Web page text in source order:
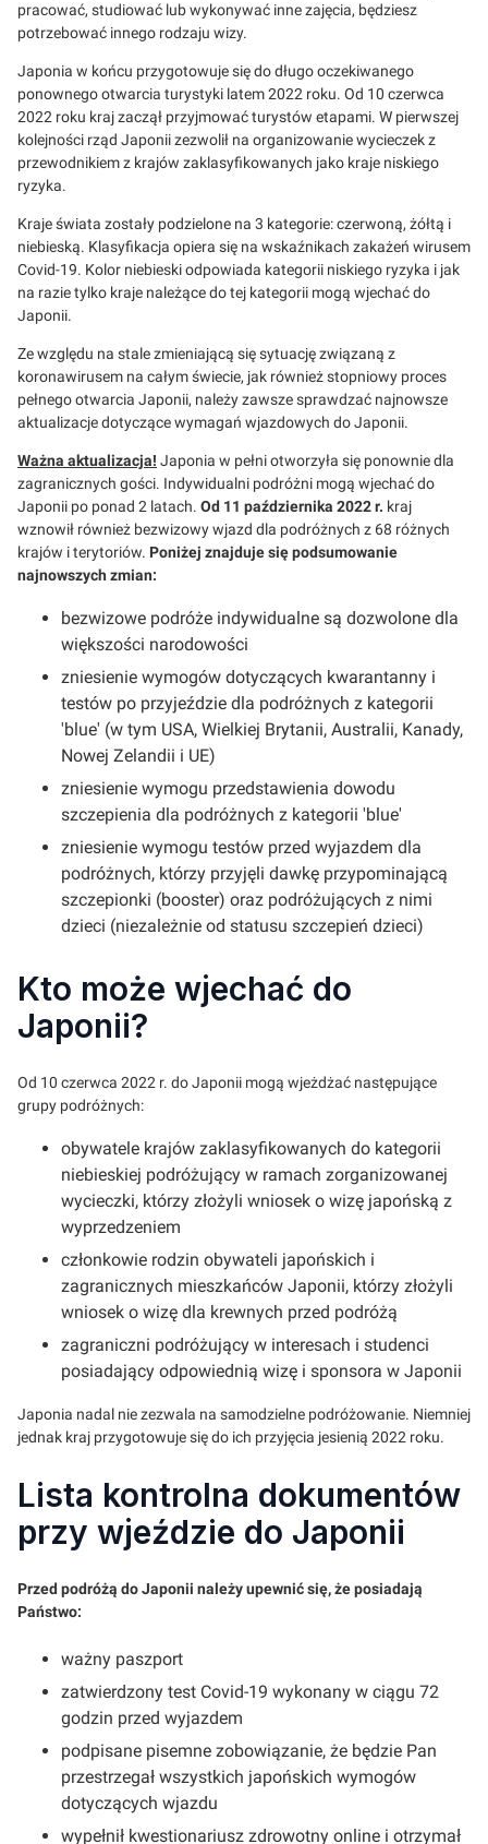
pracować, studiować lub wykonywać inne zajęcia, będziesz
potrzebować innego rodzaju wizy.
Japonia w końcu przygotowuje się do długo oczekiwanego
ponownego otwarcia turystyki latem 2022 roku. Od 10 czerwca
2022 roku kraj zaczął przyjmować turystów etapami. W pierwszej
kolejności rząd Japonii zezwolił na organizowanie wycieczek z
przewodnikiem z krajów zaklasyfikowanych jako kraje niskiego
ryzyka.
Kraje świata zostały podzielone na 3 kategorie: czerwoną, żółtą i
niebieską. Klasyfikacja opiera się na wskaźnikach zakażeń wirusem
Covid-19. Kolor niebieski odpowiada kategorii niskiego ryzyka i jak
na razie tylko kraje należące do tej kategorii mogą wjechać do
Japonii.
Ze względu na stale zmieniającą się sytuację związaną z
koronawirusem na całym świecie, jak również stopniowy proces
pełnego otwarcia Japonii, należy zawsze sprawdzać najnowsze
aktualizacje dotyczące wymagań wjazdowych do Japonii.
Ważna aktualizacja! Japonia w pełni otworzyła się ponownie dla
zagranicznych gości. Indywidualni podróżni mogą wjechać do
Japonii po ponad 2 latach. Od 11 października 2022 r. kraj
wznowił również bezwizowy wjazd dla podróżnych z 68 różnych
krajów i terytoriów. Poniżej znajduje się podsumowanie
najnowszych zmian:
bezwizowe podróże indywidualne są dozwolone dla
większości narodowości
zniesienie wymogów dotyczących kwarantanny i
testów po przyjeździe dla podróżnych z kategorii
'blue' (w tym USA, Wielkiej Brytanii, Australii, Kanady,
Nowej Zelandii i UE)
zniesienie wymogu przedstawienia dowodu
szczepienia dla podróżnych z kategorii 'blue'
zniesienie wymogu testów przed wyjazdem dla
podróżnych, którzy przyjęli dawkę przypominającą
szczepionki (booster) oraz podróżujących z nimi
dzieci (niezależnie od statusu szczepień dzieci)
Kto może wjechać do
Japonii?
Od 10 czerwca 2022 r. do Japonii mogą wjeżdżać następujące
grupy podróżnych:
obywatele krajów zaklasyfikowanych do kategorii
niebieskiej podróżujący w ramach zorganizowanej
wycieczki, którzy złożyli wniosek o wizę japońską z
wyprzedzeniem
członkowie rodzin obywateli japońskich i
zagranicznych mieszkańców Japonii, którzy złożyli
wniosek o wizę dla krewnych przed podróżą
zagraniczni podróżujący w interesach i studenci
posiadający odpowiednią wizę i sponsora w Japonii
Japonia nadal nie zezwala na samodzielne podróżowanie. Niemniej
jednak kraj przygotowuje się do ich przyjęcia jesienią 2022 roku.
Lista kontrolna dokumentów
przy wjeździe do Japonii
Przed podróżą do Japonii należy upewnić się, że posiadają
Państwo:
ważny paszport
zatwierdzony test Covid-19 wykonany w ciągu 72
godzin przed wyjazdem
podpisane pisemne zobowiązanie, że będzie Pan
przestrzegał wszystkich japońskich wymogów
dotyczących wjazdu
wypełnił kwestionariusz zdrowotny online i otrzymał